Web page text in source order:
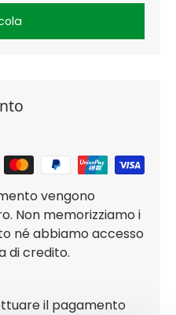
vengono
Non memorizziamo i
né abbiamo accesso
di credito.
il pagamento